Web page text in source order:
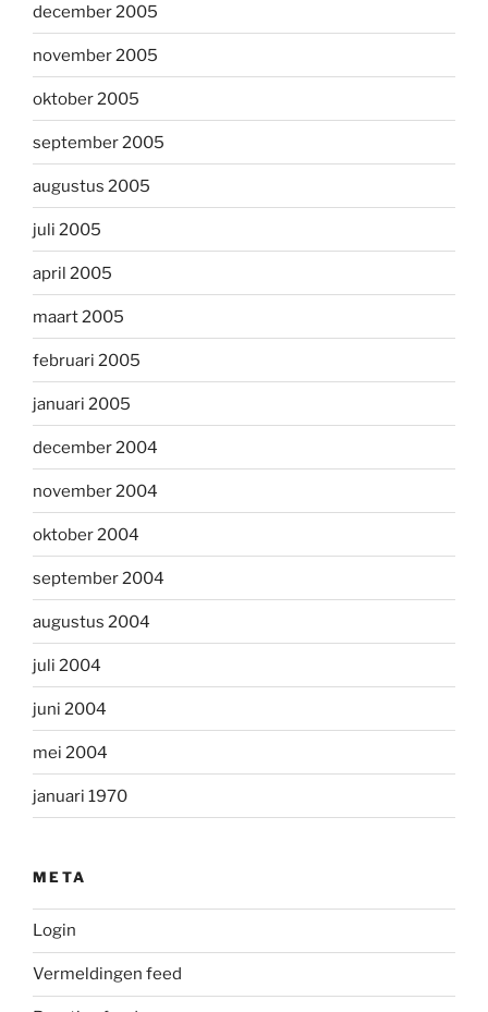
december 2005
november 2005
oktober 2005
september 2005
augustus 2005
juli 2005
april 2005
maart 2005
februari 2005
januari 2005
december 2004
november 2004
oktober 2004
september 2004
augustus 2004
juli 2004
juni 2004
mei 2004
januari 1970
META
Login
Vermeldingen feed